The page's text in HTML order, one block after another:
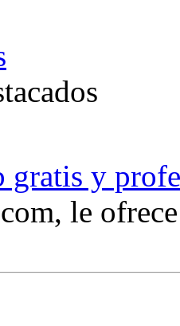
gratis y
le